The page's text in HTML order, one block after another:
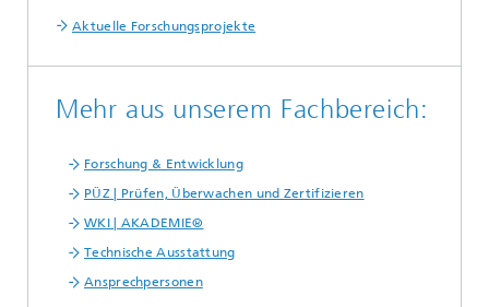
Aktuelle Forschungsprojekte
Mehr aus unserem Fachbereich:
Forschung & Entwicklung
PÜZ | Prüfen, Überwachen und Zertifizieren
WKI | AKADEMIE®
Technische Ausstattung
Ansprechpersonen